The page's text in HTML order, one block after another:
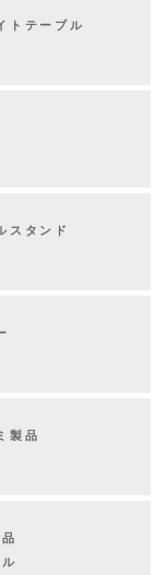
トテーブル
スタンド
製品